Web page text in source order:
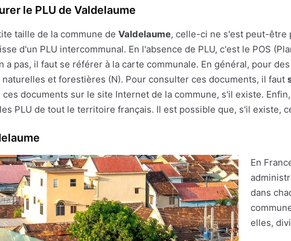
le PLU de Valdelaume
taille de la commune de Valdelaume, celle-ci ne s'est peut-être
d'un PLU intercommunal. En l'absence de PLU, c'est le POS
a pas, il faut se référer à la carte communale. En général, pour
et forestières (N). Pour consulter ces documents, il faut
documents sur le site Internet de la commune, s'il existe.
PLU de tout le territoire français. Il est possible que, s'il existe,
En
dans
elles,